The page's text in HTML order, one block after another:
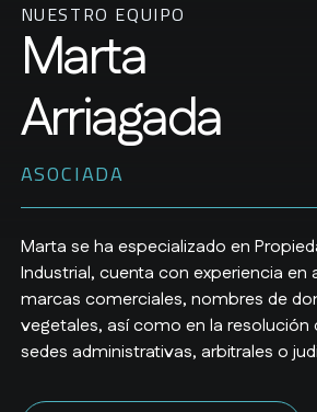
NUESTRO EQUIPO
Marta
Arriagada
ASOCIADA
Marta se ha especializado en
Industrial, cuenta con experiencia en
marcas comerciales, nombres de
vegetales, así como en la resolución
sedes administrativas, arbitrales o